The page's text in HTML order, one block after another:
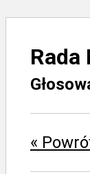
Rada
«